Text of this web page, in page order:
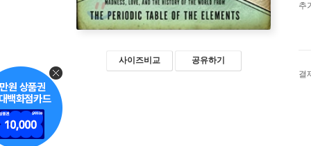
사이즈비교 공유하기
추
결